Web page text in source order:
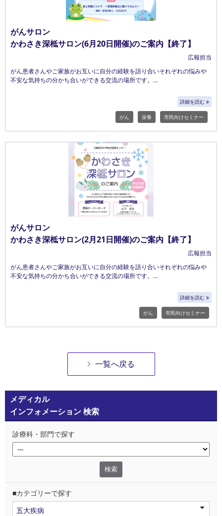
がんサロン
かわさき深柢サロン(6月20日開催)のご案内【終了】
広報担当
がん患者さんやご家族がお互いに自分の経験を語り合いそれぞれの悩みや
不安な気持ちの分かち合いができる交流の場所です。
詳細を読む
がん 栄養 市民向けセミナー
がんサロン
かわさき深柢サロン(2月21日開催)のご案内【終了】
広報担当
がん患者さんやご家族がお互いに自分の経験を語り合いそれぞれの悩みや
不安な気持ちの分かち合いができる交流の場所です。
詳細を読む
がん 市民向けセミナー
一覧へ戻る
メディカル
インフォメーション 検索
診療科・部門で探す
■カテゴリーで探す
五大疾病